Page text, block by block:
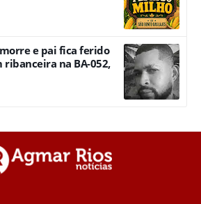
e pai fica ferido
na BA-052,